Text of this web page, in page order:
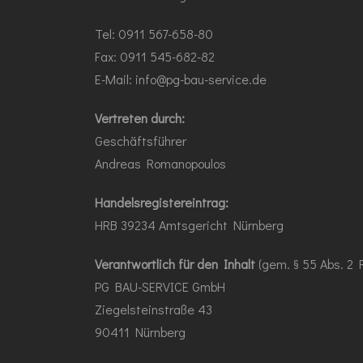
Tel: 0911 567-658-80
Fax: 0911 545-682-82
E-Mail: info@pg-bau-service.de
Vertreten durch:
Geschäftsführer
Andreas Romanopoulos
Handelsregistereintrag:
HRB 39234 Amtsgericht Nürnberg
Verantwortlich für den Inhalt (gem. § 55 Abs. 2
PG BAU-SERVICE GmbH
Ziegelsteinstraße 43
90411 Nürnberg